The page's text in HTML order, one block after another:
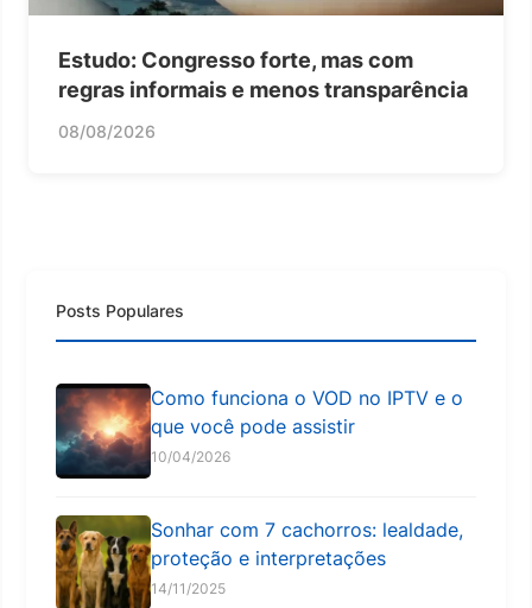
Estudo: Congresso forte, mas com
regras informais e menos transparência
08/08/2026
Posts Populares
Como funciona o VOD no IPTV e o
que você pode assistir
10/04/2026
Sonhar com 7 cachorros: lealdade,
proteção e interpretações
14/11/2025